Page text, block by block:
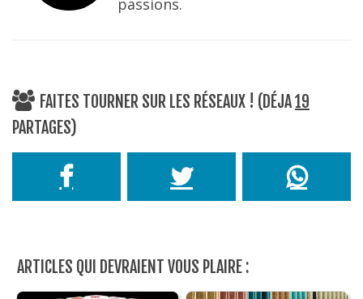
passions.
FAITES TOURNER SUR LES RÉSEAUX ! (DÉJA19
PARTAGES)
ARTICLES QUI DEVRAIENT VOUS PLAIRE :